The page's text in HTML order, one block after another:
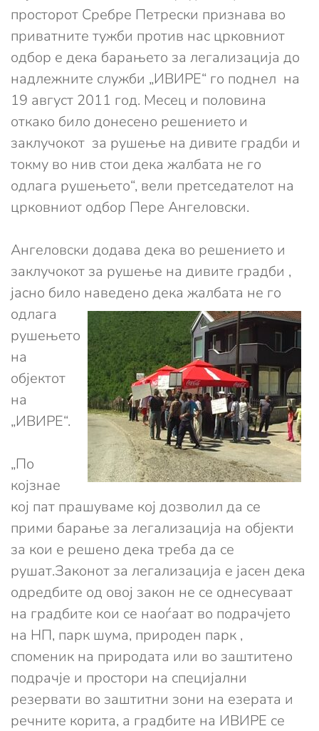
просторот Сребре Петрески признава во
приватните тужби против нас црковниот
одбор е дека барањето за легализација до
надлежните служби „ИВИРЕ“ го поднел на
19 август 2011 год. Месец и половина
откако било донесено решението и
заклучокот за рушење на дивите градби и
токму во нив стои дека жалбата не го
одлага рушењето“, вели претседателот на
црковниот одбор Пере Ангеловски.
Ангеловски додава дека во решението и
заклучокот за рушење на дивите градби ,
јасно било наведено дека жалбата не го
одлага
рушењето
на
објектот
на
„ИВИРЕ“.
„По
којзнае
кој пат прашуваме кој дозволил да се
прими барање за легализација на објекти
за кои е решено дека треба да се
рушат.Законот за легализација е јасен дека
одредбите од овој закон не се однесуваат
на градбите кои се наоѓаат во подрачјето
на НП, парк шума, природен парк ,
споменик на природата или во заштитено
подрачје и простори на специјални
резервати во заштитни зони на езерата и
речните корита, а градбите на ИВИРЕ се